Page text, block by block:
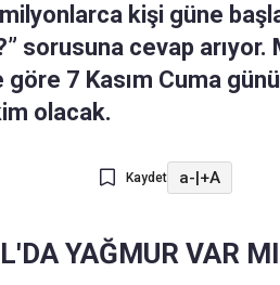
kişi güne
sorusuna cevap arıyor.
7 Kasım Cuma
olacak.
Kaydet a-|+A
YAĞMUR VAR